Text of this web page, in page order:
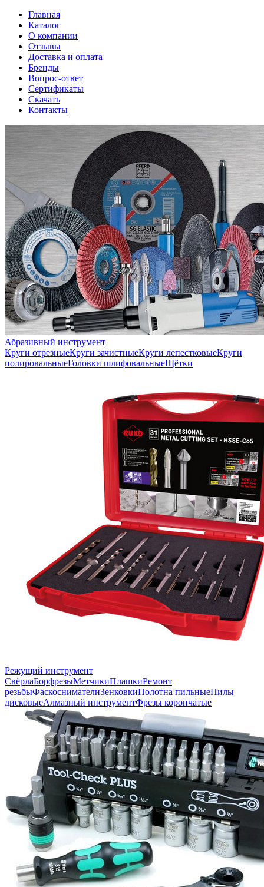
Главная
Каталог
О компании
Отзывы
Доставка и оплата
Бренды
Вопрос-ответ
Сертификаты
Скачать
Контакты
Абразивный инструмент
Круги отрезныеКруги зачистныеКруги лепестковыеКруги
полировальныеГоловки шлифовальныеЩётки
Режущий инструмент
СвёрлаБорфрезыМетчикиПлашкиРемонт
резьбыФаскоснимателиЗенковкиПолотна пильныеПилы
дисковыеАлмазный инструментФрезы корончатые